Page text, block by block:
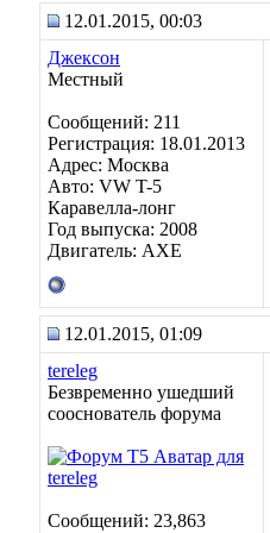
12.01.2015, 00:03
Джексон
Местный
Сообщений: 211
Регистрация: 18.01.2013
Адрес: Москва
Авто: VW T-5
Каравелла-лонг
Год выпуска: 2008
Двигатель: АХЕ
12.01.2015, 01:09
tereleg
Безвременно ушедший
сооснователь форума
Сообщений: 23,863